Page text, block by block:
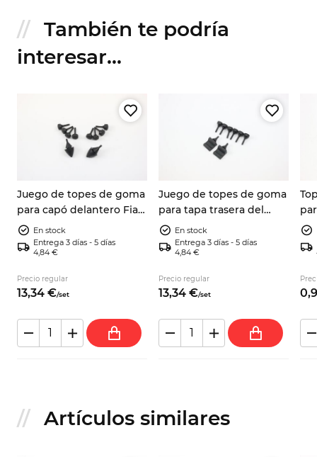
También te podría
interesar...
Juego de topes de goma
para capó delantero Fiat
600 D y E, Zastava 750
ANT
En stock
Entrega 3 días - 5 días
4,84 €
Precio regular
13,34 €/set
Juego de topes de goma
para tapa trasera del
motor Fiat 600 D/E y
Zastava 750 POST
En stock
Entrega 3 días - 5 días
4,84 €
Precio regular
13,34 €/set 0,
Artículos similares